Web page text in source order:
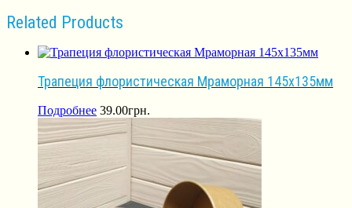
Related Products
Трапеция флористическая Мраморная 145х135мм
Подробнее 39.00грн.